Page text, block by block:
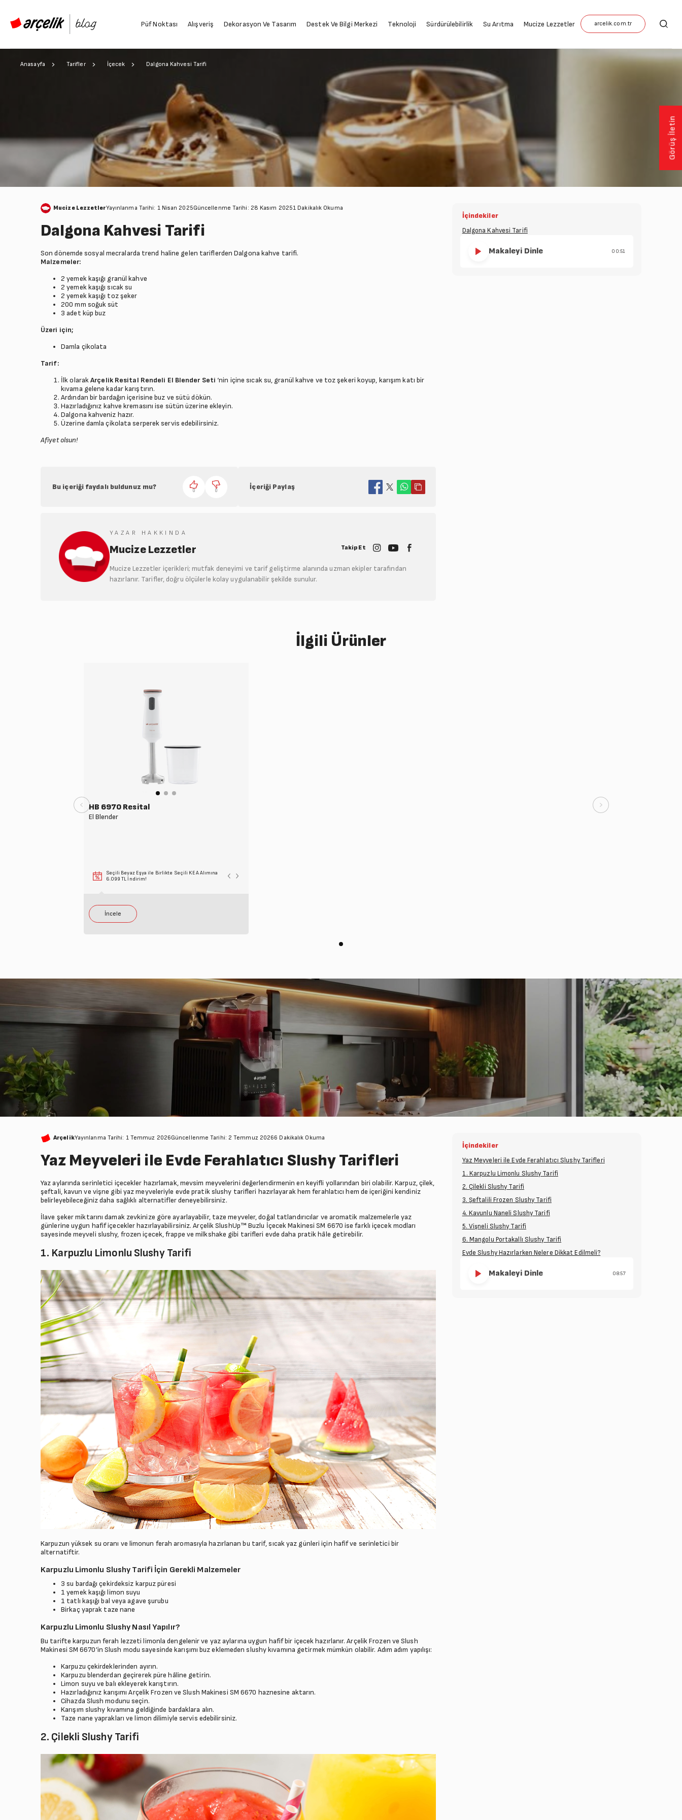
Püf Noktası Alışveriş Dekorasyon Ve Tasarım Destek Ve Bilgi Merkezi Teknoloji Sürdürülebilirlik Su Arıtma Mucize Lezzetler
Anasayfa Tarifler İçecek Dalgona Kahvesi Tarifi
Mucize LezzetlerYayınlanma Tarihi: 1 Nisan 2025Güncellenme Tarihi: 28 Kasım 20251 Dakikalık Okuma
Dalgona Kahvesi Tarifi
Son dönemde sosyal mecralarda trend haline gelen tariflerden Dalgona kahve tarifi.
Malzemeler:
2 yemek kaşığı granül kahve
2 yemek kaşığı sıcak su
2 yemek kaşığı toz şeker
200 mm soğuk süt
3 adet küp buz
Üzeri için;
Damla çikolata
Tarif:
İlk olarakArçelik Resital Rendeli El Blender Seti ‘nin içine sıcak su, granül kahve ve toz şekeri koyup, karışım katı bir
kıvama gelene kadar karıştırın.
Ardından bir bardağın içerisine buz ve sütü dökün.
Hazırladığınız kahve kremasını ise sütün üzerine ekleyin.
Dalgona kahveniz hazır.
Üzerine damla çikolata serperek servis edebilirsiniz.
Afiyet olsun!
Bu içeriği faydalı buldunuz mu? 0 0 İçeriği Paylaş
YAZAR HAKKINDA
Mucize Lezzetler Takip Et
Mucize Lezzetler içerikleri; mutfak deneyimi ve tarif geliştirme alanında uzman ekipler tarafından
hazırlanır. Tarifler, doğru ölçülerle kolay uygulanabilir şekilde sunulur.
İçindekiler
Dalgona Kahvesi Tarifi
Makaleyi Dinle 00:51
İlgili Ürünler
HB 6970 Resital
El Blender
Seçili Beyaz Eşya ile Birlikte Seçili KEA Alımına
6.099 TL İndirim!
ArçelikYayınlanma Tarihi: 1 Temmuz 2026Güncellenme Tarihi: 2 Temmuz 20266 Dakikalık Okuma
Yaz Meyveleri ile Evde Ferahlatıcı Slushy Tarifleri
Yaz aylarında serinletici içecekler hazırlamak, mevsim meyvelerini değerlendirmenin en keyifli yollarından biri olabilir. Karpuz, çilek,
şeftali, kavun ve vişne gibi yaz meyveleriyle evde pratik slushy tarifleri hazırlayarak hem ferahlatıcı hem de içeriğini kendiniz
belirleyebileceğiniz daha sağlıklı alternatifler deneyebilirsiniz.
İlave şeker miktarını damak zevkinize göre ayarlayabilir, taze meyveler, doğal tatlandırıcılar ve aromatik malzemelerle yaz
günlerine uygun hafif içecekler hazırlayabilirsiniz. Arçelik SlushUp™ Buzlu İçecek Makinesi SM 6670 ise farklı içecek modları
sayesinde meyveli slushy, frozen içecek, frappe ve milkshake gibi tarifleri evde daha pratik hâle getirebilir.
1. Karpuzlu Limonlu Slushy Tarifi
Karpuzun yüksek su oranı ve limonun ferah aromasıyla hazırlanan bu tarif, sıcak yaz günleri için hafif ve serinletici bir
alternatiftir.
Karpuzlu Limonlu Slushy Tarifi İçin Gerekli Malzemeler
3 su bardağı çekirdeksiz karpuz püresi
1 yemek kaşığı limon suyu
1 tatlı kaşığı bal veya agave şurubu
Birkaç yaprak taze nane
Karpuzlu Limonlu Slushy Nasıl Yapılır?
Bu tarifte karpuzun ferah lezzeti limonla dengelenir ve yaz aylarına uygun hafif bir içecek hazırlanır. Arçelik Frozen ve Slush
Makinesi SM 6670’in Slush modu sayesinde karışımı buz eklemeden slushy kıvamına getirmek mümkün olabilir. Adım adım yapılışı:
Karpuzu çekirdeklerinden ayırın.
Karpuzu blenderdan geçirerek püre hâline getirin.
Limon suyu ve balı ekleyerek karıştırın.
Hazırladığınız karışımı Arçelik Frozen ve Slush Makinesi SM 6670 haznesine aktarın.
Cihazda Slush modunu seçin.
Karışım slushy kıvamına geldiğinde bardaklara alın.
Taze nane yaprakları ve limon dilimiyle servis edebilirsiniz.
2. Çilekli Slushy Tarifi
İçindekiler
Yaz Meyveleri ile Evde Ferahlatıcı Slushy Tarifleri
1. Karpuzlu Limonlu Slushy Tarifi
2. Çilekli Slushy Tarifi
3. Şeftalili Frozen Slushy Tarifi
4. Kavunlu Naneli Slushy Tarifi
5. Vişneli Slushy Tarifi
6. Mangolu Portakallı Slushy Tarifi
Evde Slushy Hazırlarken Nelere Dikkat Edilmeli?
Makaleyi Dinle 08:57
Görüş İletin